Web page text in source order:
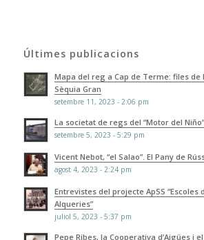
Últimes publicacions
Mapa del reg a Cap de Terme: files de
Sèquia Gran
setembre 11, 2023 - 2:06 pm
La societat de regs del “Motor del Niño”
setembre 5, 2023 - 5:29 pm
Vicent Nebot, “el Salao”. El Pany de
agost 4, 2023 - 2:24 pm
Entrevistes del projecte ApSS “Escoles
Alqueries”
juliol 5, 2023 - 5:37 pm
Pepe Ribes, la Cooperativa d’Aigües i